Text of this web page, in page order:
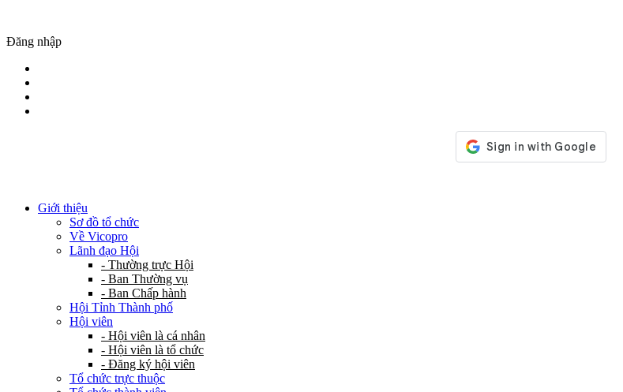
Đăng nhập
Giới thiệu
Sơ đồ tổ chức
Về Vicopro
Lãnh đạo Hội
- Thường trực Hội
- Ban Thường vụ
- Ban Chấp hành
Hội Tỉnh Thành phố
Hội viên
- Hội viên là cá nhân
- Hội viên là tổ chức
- Đăng ký hội viên
Tổ chức trực thuộc